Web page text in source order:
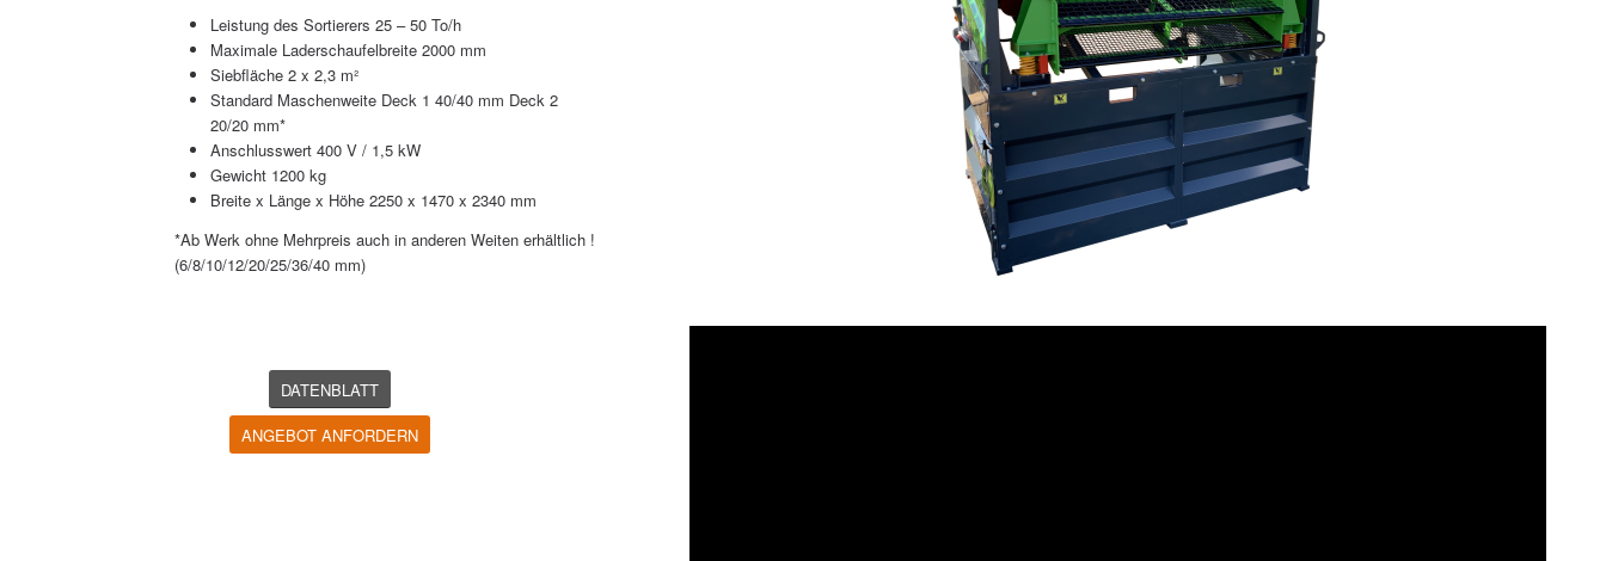
Leistung des Sortierers 25 – 50 To/h
Maximale Laderschaufelbreite 2000 mm
Siebfläche 2 x 2,3 m²
Standard Maschenweite Deck 1 40/40 mm Deck 2
20/20 mm*
Anschlusswert 400 V / 1,5 kW
Gewicht 1200 kg
Breite x Länge x Höhe 2250 x 1470 x 2340 mm
*Ab Werk ohne Mehrpreis auch in anderen Weiten erhältlich !
(6/8/10/12/20/25/36/40 mm)
DATENBLATT
ANGEBOT ANFORDERN